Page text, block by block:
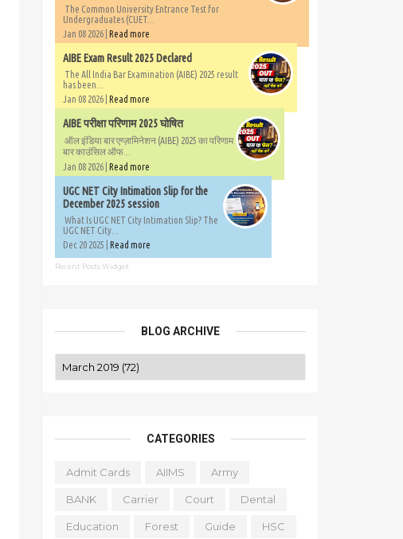
The Common University Entrance Test for
Undergraduates (CUET...
Jan 08 2026 | Read more
AIBE Exam Result 2025 Declared
The All India Bar Examination (AIBE) 2025 result
has been...
Jan 08 2026 | Read more
AIBE परीक्षा परिणाम 2025 घोषित
ऑल इंडिया बार एग्ज़ामिनेशन (AIBE) 2025 का परिणाम
बार काउंसिल ऑफ...
Jan 08 2026 | Read more
UGC NET City Intimation Slip for the
December 2025 session
What Is UGC NET City Intimation Slip? The
UGC NET City...
Dec 20 2025 | Read more
Recent Posts Widget
BLOG ARCHIVE
CATEGORIES
Admit Cards AIIMS Army
BANK Carrier Court Dental
Education Forest Guide HSC